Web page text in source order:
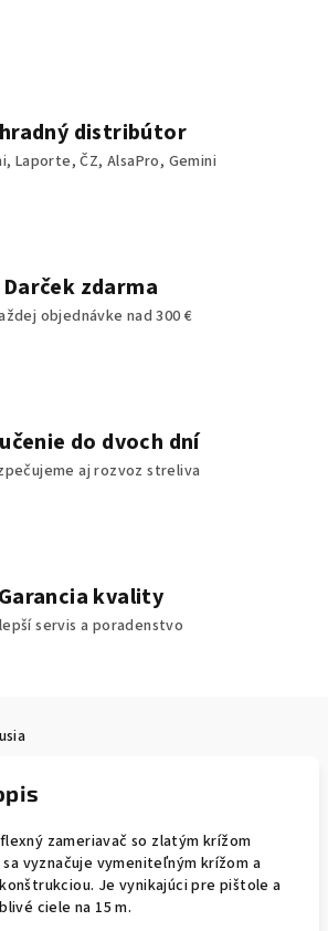
distribútor
Laporte, ČZ, AlsaPro, Gemini
Darček zdarma
objednávke nad 300 €
do dvoch dní
aj rozvoz streliva
Garancia kvality
servis a poradenstvo
zameriavač so zlatým krížom
sa vyznačuje vymeniteľným krížom a
Je vynikajúci pre pištole a
ciele na 15 m.